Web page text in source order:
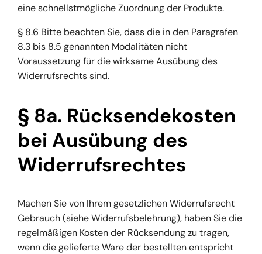
eine schnellstmögliche Zuordnung der Produkte.
§ 8.6 Bitte beachten Sie, dass die in den Paragrafen
8.3 bis 8.5 genannten Modalitäten nicht
Voraussetzung für die wirksame Ausübung des
Widerrufsrechts sind.
§ 8a. Rücksendekosten
bei Ausübung des
Widerrufsrechtes
Machen Sie von Ihrem gesetzlichen Widerrufsrecht
Gebrauch (siehe Widerrufsbelehrung), haben Sie die
regelmäßigen Kosten der Rücksendung zu tragen,
wenn die gelieferte Ware der bestellten entspricht